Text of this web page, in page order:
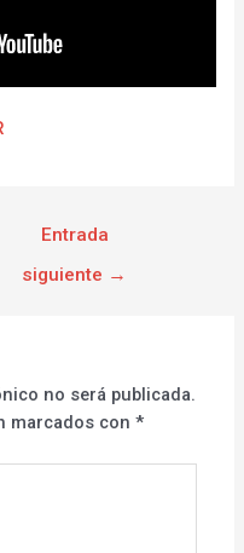
Entrada
siguiente →
no será publicada.
marcados con*